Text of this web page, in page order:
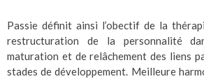
Passie définit ainsi l’obectif de la
restructuration de la personnalité
maturation et de relâchement des liens
stades de développement. Meilleure